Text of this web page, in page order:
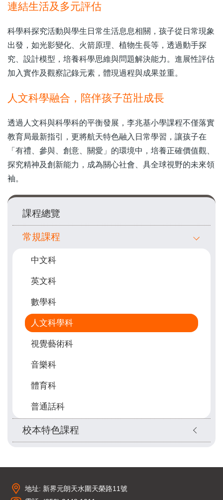
連結生活及多元評估
科學科探究活動與學生日常生活息息相關，孩子從日常現象
出發，如光影變化、火箭原理、植物生長等，透過動手探
究、設計模型，培養科學思維與問題解決能力。進展性評估
加入實作及觀察記錄元素，體現過程與成果並重。
人文科學融合，陪伴孩子茁壯成長
透過人文科與科學科的平衡發展，李兆基小學課程不僅落實
教育局最新指引，更將航天特色融入日常學習，讓孩子在
「有禮、參與、創意、關愛」的環境中，培養正確價值觀、
探究精神及創新能力，成為關心社會、具全球視野的未來領
袖。
Main
navigation
課程總覽
常規課程
中文科
英文科
數學科
人文科學科
視覺藝術科
音樂科
體育科
普通話科
校本特色課程
地址: 新界元朗天水圍天榮路11號